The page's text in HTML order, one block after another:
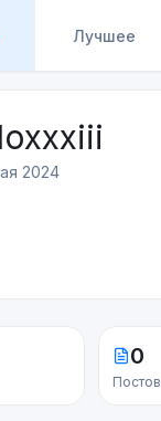
Лучшее
2024
0
Постов